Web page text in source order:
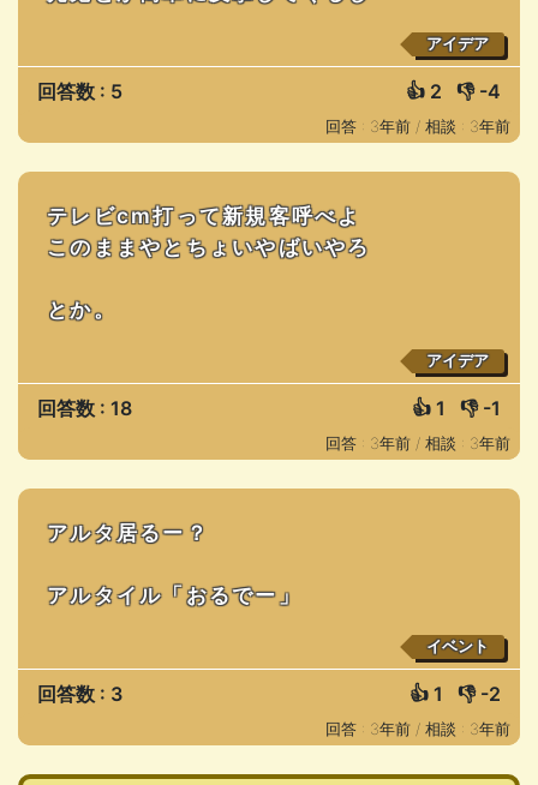
アイデア
回答数 : 5 👍 2 👎 -4
回答 : 3年前 / 相談 : 3年前
テレビcm打って新規客呼べよ
このままやとちょいやばいやろ
とか。
アイデア
回答数 : 18 👍 1 👎 -1
回答 : 3年前 / 相談 : 3年前
アルタ居るー？
アルタイル「おるでー」
イベント
回答数 : 3 👍 1 👎 -2
回答 : 3年前 / 相談 : 3年前